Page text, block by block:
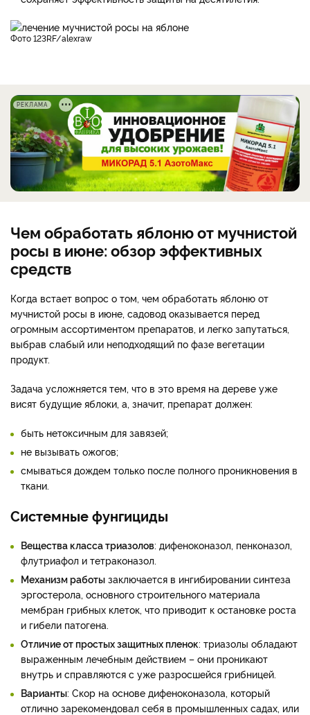
фото 123RF/alexraw
РЕКЛАМА
Чем обработать яблоню от мучнистой
росы в июне: обзор эффективных
средств
Когда встает вопрос о том, чем обработать яблоню от
мучнистой росы в июне, садовод оказывается перед
огромным ассортиментом препаратов, и легко запутаться,
выбрав слабый или неподходящий по фазе вегетации
продукт.
Задача усложняется тем, что в это время на дереве уже
висят будущие яблоки, а, значит, препарат должен:
быть нетоксичным для завязей;
не вызывать ожогов;
смываться дождем только после полного проникновения в
ткани.
Системные фунгициды
Вещества класса триазолов: дифеноконазол, пенконазол,
флутриафол и тетраконазол.
Механизм работы заключается в ингибировании синтеза
эргостерола, основного строительного материала
мембран грибных клеток, что приводит к остановке роста
и гибели патогена.
Отличие от простых защитных пленок: триазолы обладают
выраженным лечебным действием – они проникают
внутрь и справляются с уже разросшейся грибницей.
Варианты: Скор на основе дифеноконазола, который
отлично зарекомендовал себя в промышленных садах, или